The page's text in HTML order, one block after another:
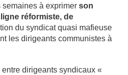
à exprimer son
réformiste, de
du syndicat quasi mafieuse
les dirigeants communistes à
dirigeants syndicaux «